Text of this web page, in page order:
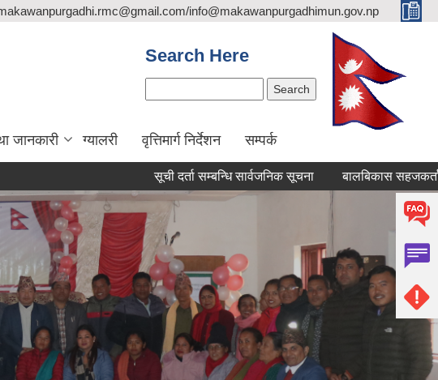
info@makawanpurgadhimun.gov.np
Search Here
जानकारी ग्यालरी वृत्तिमार्ग निर्देशन सम्पर्क
सूची दर्ता सम्बन्धि सार्वजनिक सूचना बालबिकास सहजकर्ता